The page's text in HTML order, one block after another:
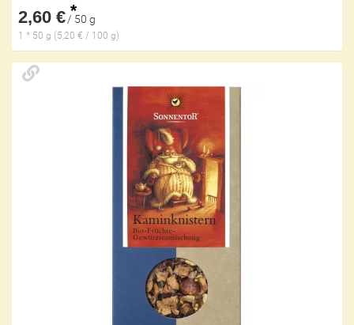
2,60 € *
/ 50 g
1 * 50 g (5,20 € / 100 g)